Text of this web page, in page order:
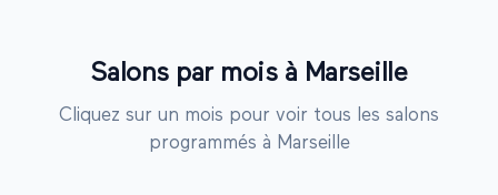
Salons par mois à Marseille
Cliquez sur un mois pour voir tous les salons
programmés à Marseille